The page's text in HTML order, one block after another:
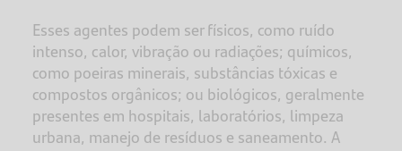
Esses agentes podem ser físicos, como ruído
intenso, calor, vibração ou radiações; químicos,
como poeiras minerais, substâncias tóxicas e
compostos orgânicos; ou biológicos, geralmente
presentes em hospitais, laboratórios, limpeza
urbana, manejo de resíduos e saneamento. A